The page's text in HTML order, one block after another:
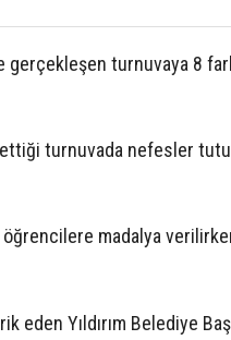
gerçekleşen turnuvaya 8
turnuvada nefesler
madalya
eden Yıldırım Belediye